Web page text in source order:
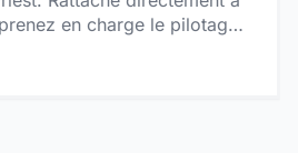
en charge le pilotage